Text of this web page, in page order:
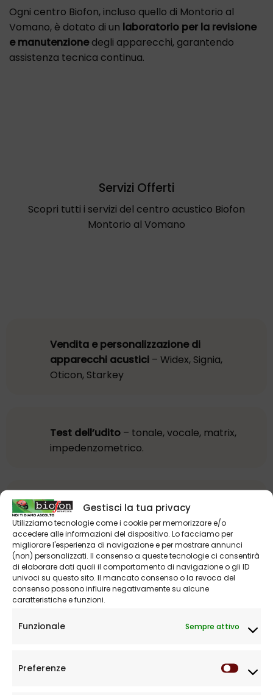
Gestisci la tua privacy
Utilizziamo tecnologie come i cookie per memorizzare e/o
accedere alle informazioni del dispositivo. Lo facciamo per
migliorare l'esperienza di navigazione e per mostrare annunci
(non) personalizzati. Il consenso a queste tecnologie ci consentirà
di elaborare dati quali il comportamento di navigazione o gli ID
univoci su questo sito. Il mancato consenso o la revoca del
consenso possono influire negativamente su alcune
caratteristiche e funzioni.
Funzionale Sempre attivo
Preferenze
Ogni centro Biofon, incluso quello di Montorio al
Vomano, è dotato di un laboratorio per la revisione
e manutenzionedegli apparecchi, garantendo
assistenza tecnica continua.
Servizi Offerti
Scopri tutti i servizi del centro acustico Biofon
Montorio al Vomano
Vendita e personalizzazione di
apparecchi acustici – Widex, Signia,
Oticon, Starkey
Test dell’udito – tonale, vocale, matrix,
impedenzometrico.
Riabilitazione acustica– pediatrica e per
adulti
Assistenza per impianti cocleari– Medel,
Advanced Bionics, Cochlear
acustici